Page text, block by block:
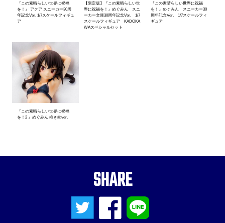
『この素晴らしい世界に祝福
を！』 アクア スニーカー30周
年記念Ver. 1/7スケールフィギュ
ア
【限定版】『この素晴らしい世
界に祝福を！』めぐみん スニ
ーカー文庫30周年記念Ver. 1/7
スケールフィギュア KADOKA
WAスペシャルセット
『この素晴らしい世界に祝福
を！』めぐみん スニーカー30
周年記念Ver. 1/7スケールフィ
ギュア
『この素晴らしい世界に祝福
を！2 』めぐみん 抱き枕ver.
SHARE